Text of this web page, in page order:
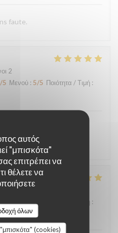
αυτός
"μπισκότα"
επιτρέπει να
θέλετε να
όλων
(cookies)
faute.
2
/5 Μενού : 5/5 Ποιότητα / Τιμή :
à chaque fois que nous
2
Ποιότητα / Τιμή :